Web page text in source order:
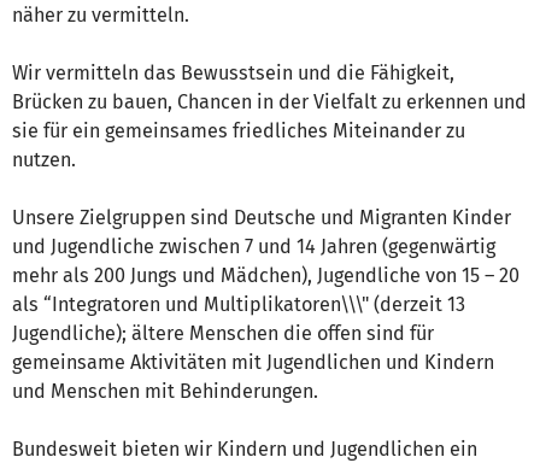
näher zu vermitteln.
Wir vermitteln das Bewusstsein und die Fähigkeit,
Brücken zu bauen, Chancen in der Vielfalt zu erkennen und
sie für ein gemeinsames friedliches Miteinander zu
nutzen.
Unsere Zielgruppen sind Deutsche und Migranten Kinder
und Jugendliche zwischen 7 und 14 Jahren (gegenwärtig
mehr als 200 Jungs und Mädchen), Jugendliche von 15 – 20
als “Integratoren und Multiplikatoren\\\" (derzeit 13
Jugendliche); ältere Menschen die offen sind für
gemeinsame Aktivitäten mit Jugendlichen und Kindern
und Menschen mit Behinderungen.
Bundesweit bieten wir Kindern und Jugendlichen ein